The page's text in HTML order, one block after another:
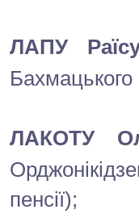
ЛАПУ
Бахмацького
ЛАКОТУ
пенсії);